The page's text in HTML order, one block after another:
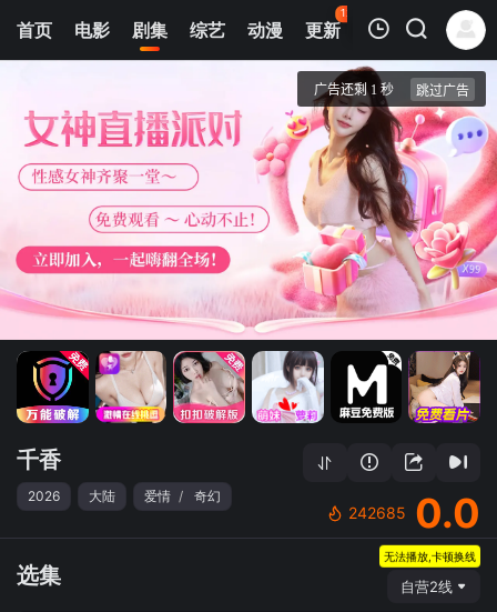
首页 电影 剧集 综艺 动漫 更新
121
热榜 APP
9
千香
千香
2026 大陆 爱情 / 奇幻
242685 0.0
选集
无法播放,卡顿换线
自营2线